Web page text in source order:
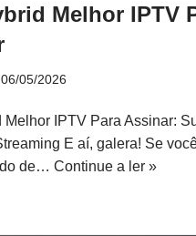
Melhor IPTV
06/05/2026
Melhor IPTV Para Assinar:
E aí, galera! Se
de… Continue a ler »